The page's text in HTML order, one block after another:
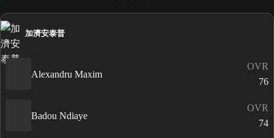
加濟安泰普
Alexandru Maxim
OVR
76
Badou Ndiaye
OVR
74